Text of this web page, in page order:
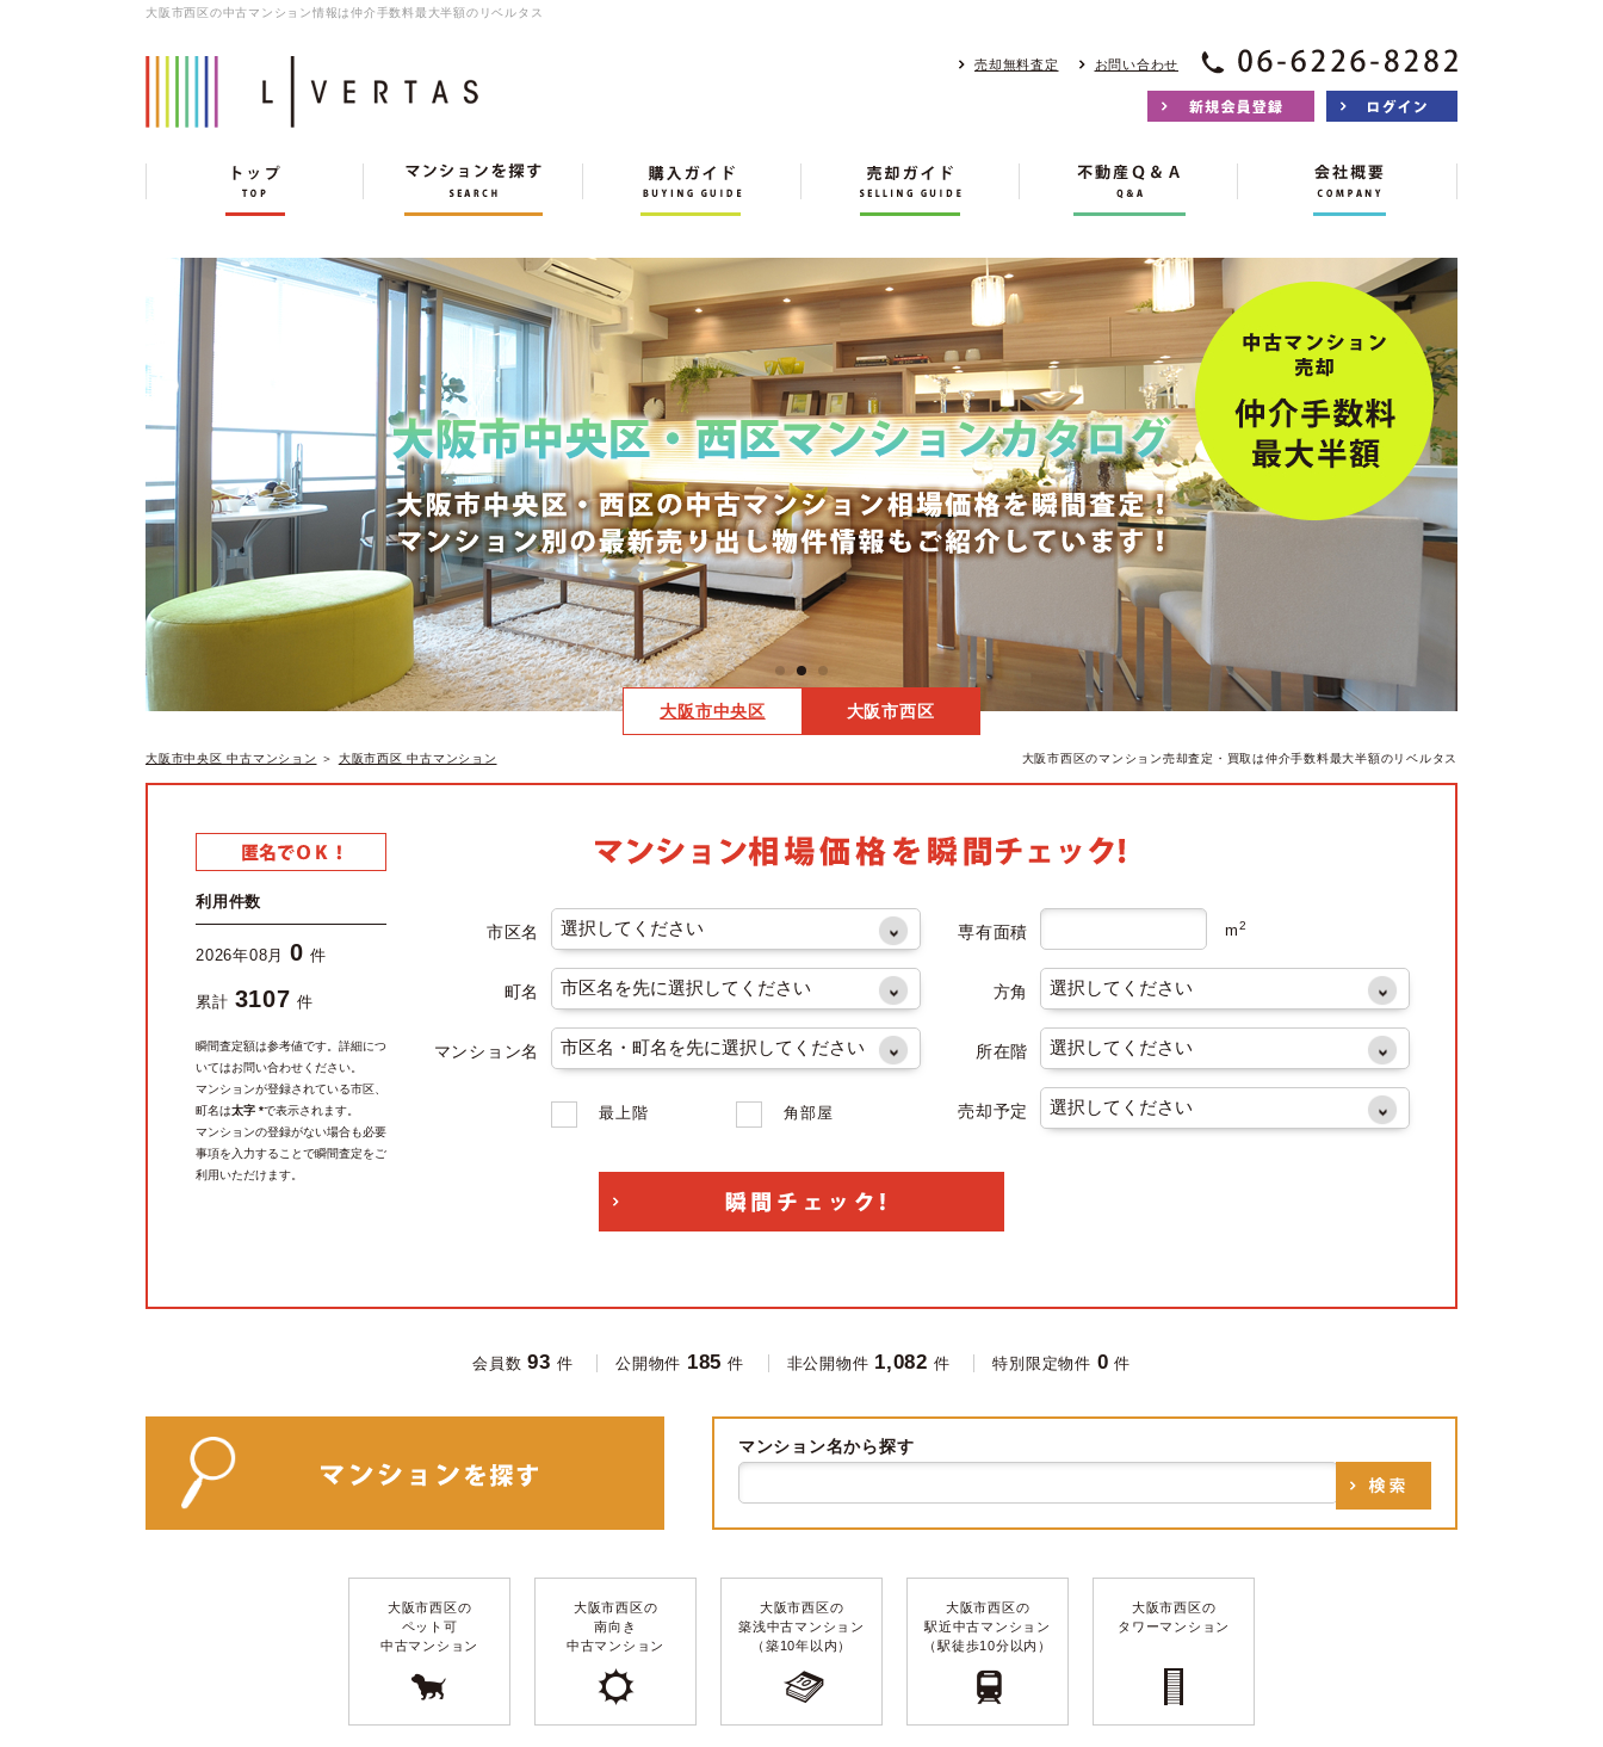
大阪市西区の中古マンション情報は仲介手数料最大半額のリベルタス
売却無料査定 お問い合わせ
大阪市中央区 大阪市西区
大阪市中央区 中古マンション ＞ 大阪市西区 中古マンション 大阪市西区のマンション売却査定・買取は仲介手数料最大半額のリベルタス
利用件数
2026年08月 0 件
累計 3107 件
市区名
町名
マンション名
最上階 角部屋
専有面積 m2
方角
所在階
売却予定
瞬間査定額は参考値です。詳細につ
いてはお問い合わせください。
マンションが登録されている市区、
町名は太字 *で表示されます。
マンションの登録がない場合も必要
事項を入力することで瞬間査定をご
利用いただけます。
会員数 93 件 公開物件 185 件 非公開物件 1,082 件 特別限定物件 0 件
マンション名から探す
大阪市西区の
ペット可
中古マンション
大阪市西区の
南向き
中古マンション
大阪市西区の
築浅中古マンション
（築10年以内）
大阪市西区の
駅近中古マンション
（駅徒歩10分以内）
大阪市西区の
タワーマンション